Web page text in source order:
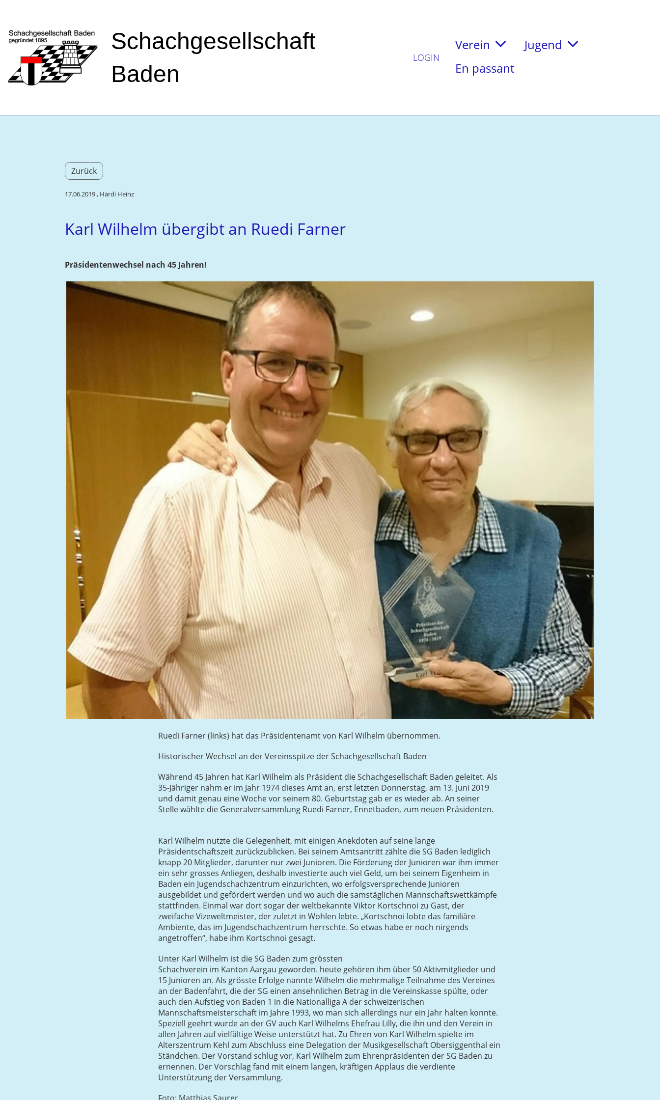
Verein
Jugend
En passant
LOGIN
Schachgesellschaft
Baden
Zurück
17.06.2019, Härdi Heinz
Karl Wilhelm übergibt an Ruedi Farner
Präsidentenwechsel nach 45 Jahren!
Ruedi Farner (links) hat das Präsidentenamt von Karl Wilhelm übernommen.
Historischer Wechsel an der Vereinsspitze der Schachgesellschaft Baden
Während 45 Jahren hat Karl Wilhelm als Präsident die Schachgesellschaft Baden geleitet. Als
35-Jähriger nahm er im Jahr 1974 dieses Amt an, erst letzten Donnerstag, am 13. Juni 2019
und damit genau eine Woche vor seinem 80. Geburtstag gab er es wieder ab. An seiner
Stelle wählte die Generalversammlung Ruedi Farner, Ennetbaden, zum neuen Präsidenten.
Karl Wilhelm nutzte die Gelegenheit, mit einigen Anekdoten auf seine lange
Präsidentschaftszeit zurückzublicken. Bei seinem Amtsantritt zählte die SG Baden lediglich
knapp 20 Mitglieder, darunter nur zwei Junioren. Die Förderung der Junioren war ihm immer
ein sehr grosses Anliegen, deshalb investierte auch viel Geld, um bei seinem Eigenheim in
Baden ein Jugendschachzentrum einzurichten, wo erfolgsversprechende Junioren
ausgebildet und gefördert werden und wo auch die samstäglichen Mannschaftswettkämpfe
stattfinden. Einmal war dort sogar der weltbekannte Viktor Kortschnoi zu Gast, der
zweifache Vizeweltmeister, der zuletzt in Wohlen lebte. „Kortschnoi lobte das familiäre
Ambiente, das im Jugendschachzentrum herrschte. So etwas habe er noch nirgends
angetroffen“, habe ihm Kortschnoi gesagt.
Unter Karl Wilhelm ist die SG Baden zum grössten
Schachverein im Kanton Aargau geworden. heute gehören ihm über 50 Aktivmitglieder und
15 Junioren an. Als grösste Erfolge nannte Wilhelm die mehrmalige Teilnahme des Vereines
an der Badenfahrt, die der SG einen ansehnlichen Betrag in die Vereinskasse spülte, oder
auch den Aufstieg von Baden 1 in die Nationalliga A der schweizerischen
Mannschaftsmeisterschaft im Jahre 1993, wo man sich allerdings nur ein Jahr halten konnte.
Speziell geehrt wurde an der GV auch Karl Wilhelms Ehefrau Lilly, die ihn und den Verein in
allen Jahren auf vielfältige Weise unterstützt hat. Zu Ehren von Karl Wilhelm spielte im
Alterszentrum Kehl zum Abschluss eine Delegation der Musikgesellschaft Obersiggenthal ein
Ständchen. Der Vorstand schlug vor, Karl Wilhelm zum Ehrenpräsidenten der SG Baden zu
ernennen. Der Vorschlag fand mit einem langen, kräftigen Applaus die verdiente
Unterstützung der Versammlung.